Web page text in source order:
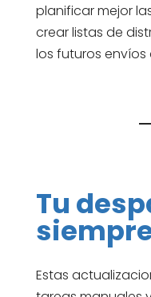
planificar mejor
crear listas de
los futuros
Tu
Estas